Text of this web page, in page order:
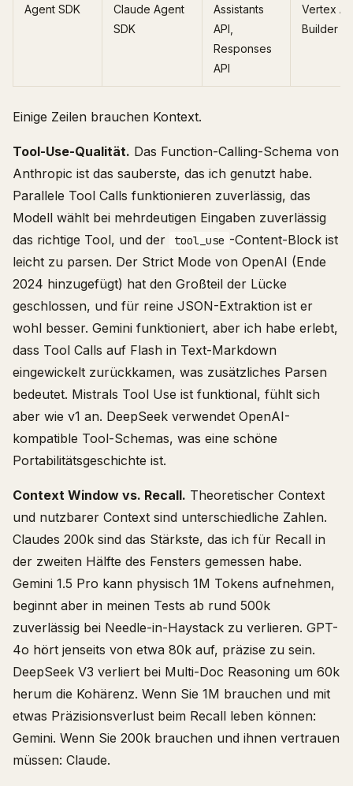
Agent SDK
Claude Agent
SDK
Assistants
API,
Responses
API
Vertex
Builder
Einige Zeilen brauchen Kontext.
Tool-Use-Qualität. Das Function-Calling-Schema von
Anthropic ist das sauberste, das ich genutzt habe.
Parallele Tool Calls funktionieren zuverlässig, das
Modell wählt bei mehrdeutigen Eingaben zuverlässig
das richtige Tool, und der
tool_use -Content-Block ist
leicht zu parsen. Der Strict Mode von OpenAI (Ende
2024 hinzugefügt) hat den Großteil der Lücke
geschlossen, und für reine JSON-Extraktion ist er
wohl besser. Gemini funktioniert, aber ich habe erlebt,
dass Tool Calls auf Flash in Text-Markdown
eingewickelt zurückkamen, was zusätzliches Parsen
bedeutet. Mistrals Tool Use ist funktional, fühlt sich
aber wie v1 an. DeepSeek verwendet OpenAI-
kompatible Tool-Schemas, was eine schöne
Portabilitätsgeschichte ist.
Context Window vs. Recall. Theoretischer Context
und nutzbarer Context sind unterschiedliche Zahlen.
Claudes 200k sind das Stärkste, das ich für Recall in
der zweiten Hälfte des Fensters gemessen habe.
Gemini 1.5 Pro kann physisch 1M Tokens aufnehmen,
beginnt aber in meinen Tests ab rund 500k
zuverlässig bei Needle-in-Haystack zu verlieren. GPT-
4o hört jenseits von etwa 80k auf, präzise zu sein.
DeepSeek V3 verliert bei Multi-Doc Reasoning um 60k
herum die Kohärenz. Wenn Sie 1M brauchen und mit
etwas Präzisionsverlust beim Recall leben können:
Gemini. Wenn Sie 200k brauchen und ihnen vertrauen
müssen: Claude.